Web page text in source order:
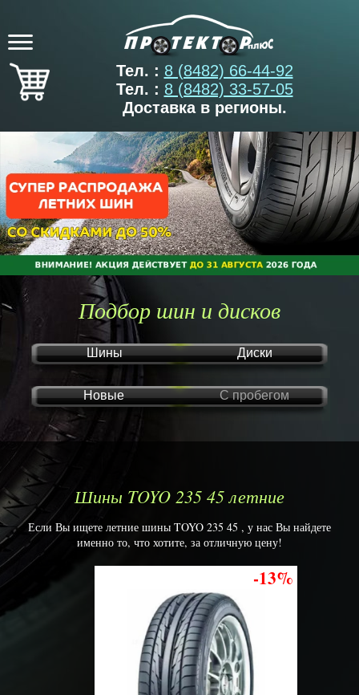
Тел. : 8 (8482) 66-44-92
Тел. : 8 (8482) 33-57-05
Доставка в регионы.
Подбор шин и дисков
Шины Диски
Новые С пробегом
Шины TOYO 235 45 летние
Если Вы ищете летние шины TOYO 235 45 , у нас Вы найдете
именно то, что хотите, за отличную цену!
-13%